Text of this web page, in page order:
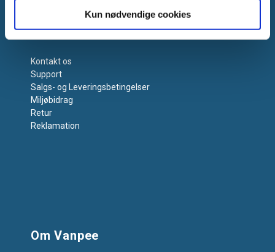
Kun nødvendige cookies
Få hjælp
Kontakt os
Support
Salgs- og Leveringsbetingelser
Miljøbidrag
Retur
Reklamation
Om Vanpee